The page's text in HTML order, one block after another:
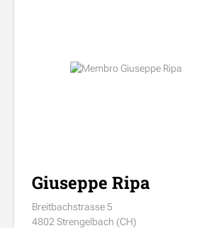
Giuseppe Ripa
Breitbachstrasse 5
4802 Strengelbach (CH)